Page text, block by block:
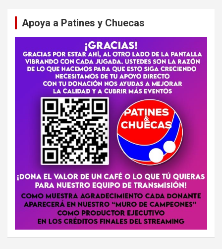
Apoya a Patines y Chuecas